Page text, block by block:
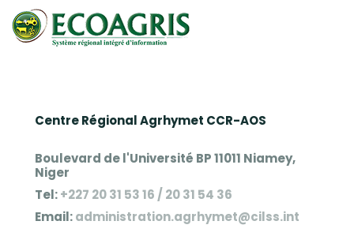
Centre Régional Agrhymet CCR-AOS
Boulevard de l'Université BP 11011 Niamey,
Niger
Tel:+227 20 31 53 16 / 20 31 54 36
Email:administration.agrhymet@cilss.int